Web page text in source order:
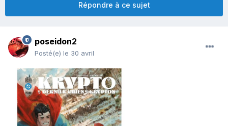
Répondre à ce sujet
poseidon2
Posté(e) le 30 avril